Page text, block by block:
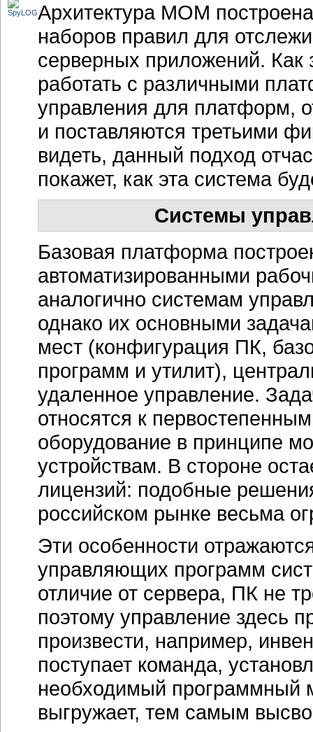
Архитектура MOM
наборов правил для
серверных приложений. Как
работать с различными
управления для платформ,
и поставляются третьими
видеть, данный подход
покажет, как эта система
Системы
Базовая платформа
автоматизированными
аналогично системам
однако их основными
мест (конфигурация ПК,
программ и утилит),
удаленное управление.
относятся к
оборудование в принципе
устройствам. В стороне
лицензий: подобные
российском рынке весьма
Эти особенности
управляющих программ
отличие от сервера, ПК не
поэтому управление здесь
произвести, например,
поступает команда,
необходимый программный
выгружает, тем самым